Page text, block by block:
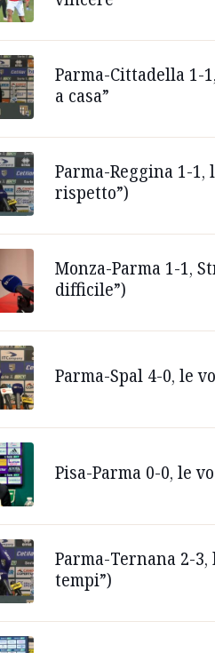
Parma-Cittadella 1-
a casa”
Parma-Reggina 1-
rispetto”)
Monza-Parma 1-1,
difficile”)
Parma-Spal 4-0, le
Pisa-Parma 0-0, le
Parma-Ternana 2-
tempi”)